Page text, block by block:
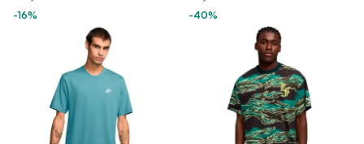
-16%
-40%